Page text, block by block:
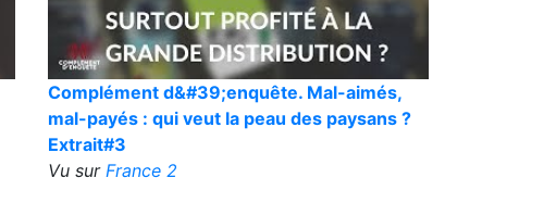
Complément d&#39;enquête. Mal-aimés,
mal-payés : qui veut la peau des paysans ?
Extrait#3
Vu sur France 2